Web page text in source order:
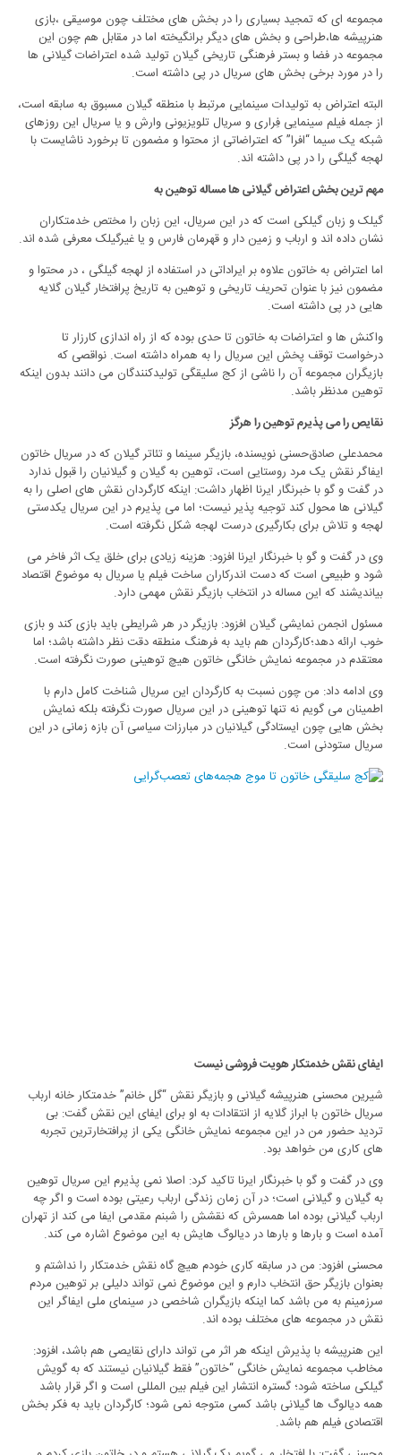
مجموعه ای که تمجید بسیاری را در بخش های مختلف چون موسیقی ،بازی
هنرپیشه ها،طراحی و بخش های دیگر برانگیخته اما در مقابل هم چون این
مجموعه در فضا و بستر فرهنگی تاریخی گیلان تولید شده اعتراضات گیلانی ها
را در مورد برخی بخش های سریال در پی داشته است.
البته اعتراض به تولیدات سینمایی مرتبط با منطقه گیلان مسبوق به سابقه است،
از جمله فیلم سینمایی فِراری و سریال تلویزیونی وارش و یا سریال این روزهای
شبکه یک سیما “افرا” که اعتراضاتی از محتوا و مضمون تا برخورد ناشایست با
لهجه گیلگی را در پی داشته اند.
مهم ترین بخش اعتراض گیلانی ها مساله توهین به
گیلک و زبان گیلکی است که در این سریال، این زبان را مختص خدمتکاران
نشان داده اند و ارباب و زمین دار و قهرمان فارس و یا غیرگیلک معرفی شده اند.
اما اعتراض به خاتون علاوه بر ایراداتی در استفاده از لهجه گیلگی ، در محتوا و
مضمون نیز با عنوان تحریف تاریخی و توهین به تاریخ پرافتخار گیلان گلایه
هایی در پی داشته است.
واکنش ها و اعتراضات به خاتون تا حدی بوده که از راه اندازی کارزار تا
درخواست توقف پخش این سریال را به همراه داشته است. نواقصی که
بازیگران مجموعه آن را ناشی از کج سلیقگی تولیدکنندگان می دانند بدون اینکه
توهین مدنظر باشد.
نقایص را می پذیرم توهین را هرگز
محمدعلی صادق‌حسنی نویسنده، بازیگر سینما و تئاتر گیلان که در سریال خاتون
ایفاگر نقش یک مرد روستایی است، توهین به گیلان و گیلانیان را قبول ندارد
در گفت و گو با خبرنگار ایرنا اظهار داشت: اینکه کارگردان نقش های اصلی را به
گیلانی ها محول کند توجیه پذیر نیست؛ اما می پذیرم در این سریال یکدستی
لهجه و تلاش برای بکارگیری درست لهجه شکل نگرفته است.
وی در گفت و گو با خبرنگار ایرنا افزود: هزینه زیادی برای خلق یک اثر فاخر می
شود و طبیعی است که دست اندرکاران ساخت فیلم یا سریال به موضوع اقتصاد
بیاندیشند که این مساله در انتخاب بازیگر نقش مهمی دارد.
مسئول انجمن نمایشی گیلان افزود: بازیگر در هر شرایطی باید بازی کند و بازی
خوب ارائه دهد؛کارگردان هم باید به فرهنگ منطقه دقت نظر داشته باشد؛ اما
معتقدم در مجموعه نمایش خانگی خاتون هیچ توهینی صورت نگرفته است.
وی ادامه داد: من چون نسبت به کارگردان این سریال شناخت کامل دارم با
اطمینان می گویم نه تنها توهینی در این سریال صورت نگرفته بلکه نمایش
بخش هایی چون ایستادگی گیلانیان در مبارزات سیاسی آن بازه زمانی در این
سریال ستودنی است.
ایفای نقش خدمتکار هویت فروشی نیست
شیرین محسنی هنرپیشه گیلانی و بازیگر نقش “گل خانم” خدمتکار خانه ارباب
سریال خاتون با ابراز گلایه از انتقادات به او برای ایفای این نقش گفت: بی
تردید حضور من در این مجموعه نمایش خانگی یکی از پرافتخارترین تجربه
های کاری من خواهد بود.
وی در گفت و گو با خبرنگار ایرنا تاکید کرد: اصلا نمی پذیرم این سریال توهین
به گیلان و گیلانی است؛ در آن زمان زندگی ارباب رعیتی بوده است و اگر چه
ارباب گیلانی بوده اما همسرش که نقشش را شبنم مقدمی ایفا می کند از تهران
آمده است و بارها و بارها در دیالوگ هایش به این موضوع اشاره می کند.
محسنی افزود: من در سابقه کاری خودم هیچ گاه نقش خدمتکار را نداشتم و
بعنوان بازیگر حق انتخاب دارم و این موضوع نمی تواند دلیلی بر توهین مردم
سرزمینم به من باشد کما اینکه بازیگران شاخصی در سینمای ملی ایفاگر این
نقش در مجموعه های مختلف بوده اند.
این هنرپیشه با پذیرش اینکه هر اثر می تواند دارای نقایصی هم باشد، افزود:
مخاطب مجموعه نمایش خانگی “خاتون” فقط گیلانیان نیستند که به گویش
گیلکی ساخته شود؛ گستره انتشار این فیلم بین المللی است و اگر قرار باشد
همه دیالوگ ها گیلانی باشد کسی متوجه نمی شود؛ کارگردان باید به فکر بخش
اقتصادی فیلم هم باشد.